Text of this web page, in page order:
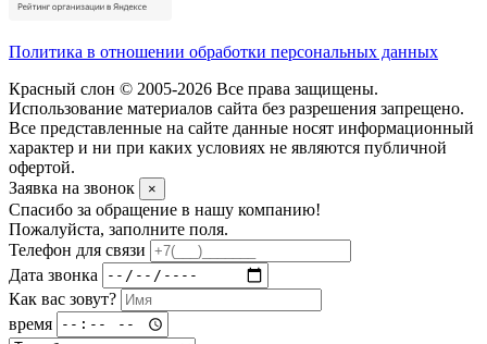
Политика в отношении обработки персональных данных
Красный слон © 2005-2026 Все права защищены.
Использование материалов сайта без разрешения запрещено.
Все представленные на сайте данные носят информационный
характер и ни при каких условиях не являются публичной
офертой.
Заявка на звонок
×
Спасибо за обращение в нашу компанию!
Пожалуйста, заполните поля.
Телефон для связи
Дата звонка
Как вас зовут?
время